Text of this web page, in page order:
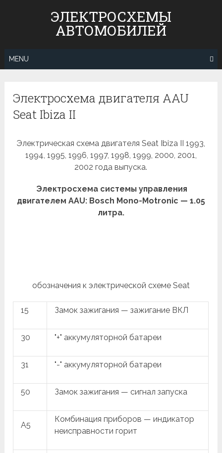
ЭЛЕКТРОСХЕМЫ
АВТОМОБИЛЕЙ
MENU
Электросхема двигателя AAU
Seat Ibiza II
Электрическая схема двигателя Seat Ibiza II 1993,
1994, 1995, 1996, 1997, 1998, 1999, 2000, 2001,
2002 года выпуска.
Электросхема системы управления
двигателем AAU: Bosch Mono-Motronic — 1.05
литра.
обозначения к электрической схеме Seat
15 Замок зажигания — зажигание ВКЛ
30 "+" аккумуляторной батареи
31 "-" аккумуляторной батареи
50 Замок зажигания — сигнал запуска
A5
Комбинация приборов — индикатор
неисправности горит